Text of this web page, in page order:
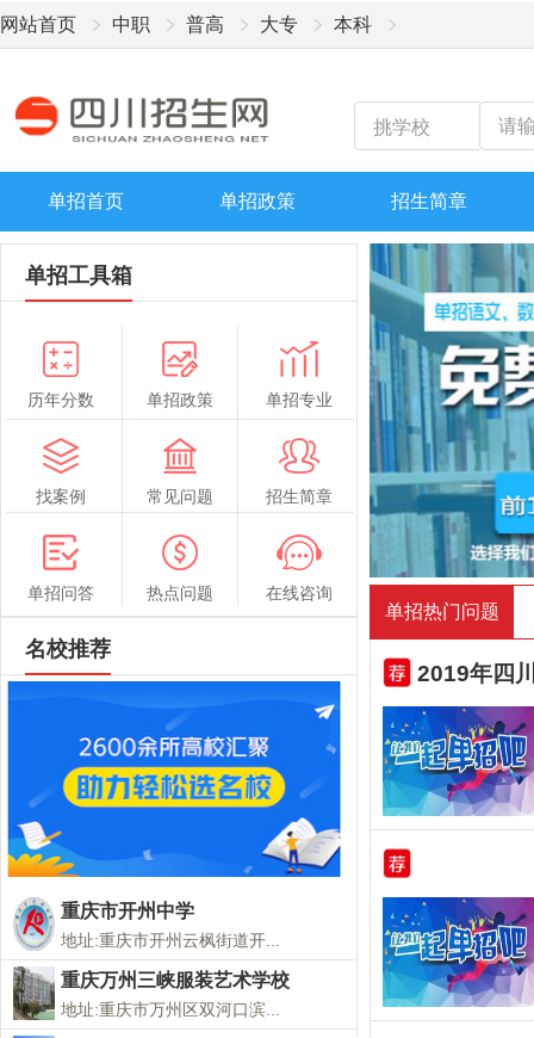
网站首页 中职 普高 大专 本科
单招首页 单招政策 招生简章
单招工具箱
历年分数 单招政策 单招专业
找案例 常见问题 招生简章
单招问答 热点问题 在线咨询
名校推荐
重庆市开州中学
地址:重庆市开州云枫街道开...
重庆万州三峡服装艺术学校
地址:重庆市万州区双河口滨...
单招热门问题
2019年四